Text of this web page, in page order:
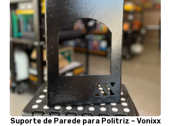
Suporte de Parede para Politriz – Vonixx